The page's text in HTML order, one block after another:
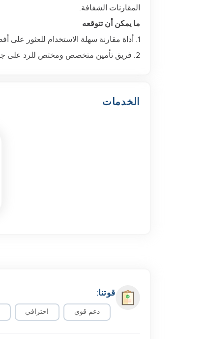
المقارنات الشفافة.
ما يمكن أن تتوقعه
1. أداة مقارنة سهلة الاستخدام للعثور على أفضل تأمين على الخادمة
2. فريق تأمين متخصص ومختص للرد على جميع استفساراتك
الخدمات
قوتنا:
دعم قوي احترافي